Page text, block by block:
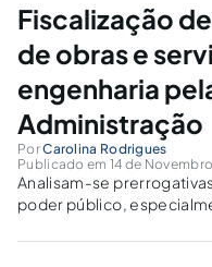
Fiscalização
de obras e
engenharia
Administração
PorCarolina Rodrigues
Publicado em 14 de Novembro
Analisam-se
poder público,
engenharia, abordando